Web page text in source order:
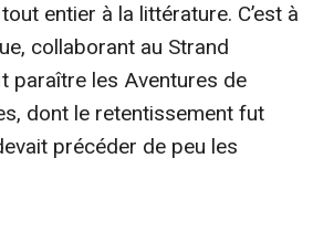
entier à la littérature. C’est à
collaborant au Strand
paraître les Aventures de
dont le retentissement fut
précéder de peu les